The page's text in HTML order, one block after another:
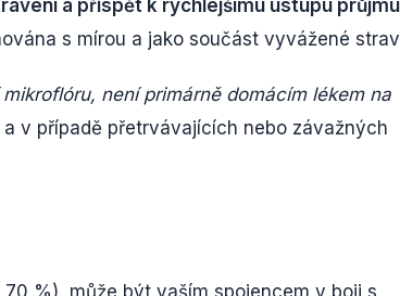
a přispět k rychlejšímu ústupu
s mírou a jako součást vyvážené
není primárně domácím lékem na
v případě přetrvávajících nebo závažných
%), může být vaším spojencem v boji s